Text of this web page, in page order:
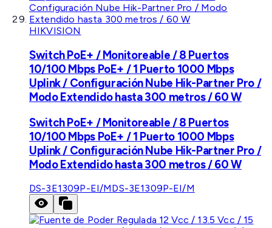
HIKVISION
Switch PoE+ / Monitoreable / 8 Puertos
10/100 Mbps PoE+ / 1 Puerto 1000 Mbps
Uplink / Configuración Nube Hik-Partner Pro /
Modo Extendido hasta 300 metros / 60 W
Switch PoE+ / Monitoreable / 8 Puertos
10/100 Mbps PoE+ / 1 Puerto 1000 Mbps
Uplink / Configuración Nube Hik-Partner Pro /
Modo Extendido hasta 300 metros / 60 W
DS-3E1309P-EI/MDS-3E1309P-EI/M